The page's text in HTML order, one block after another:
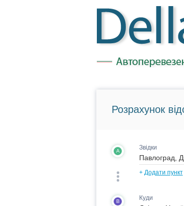
Розрахунок
A Звідки
+ Додати пункт
B Куди